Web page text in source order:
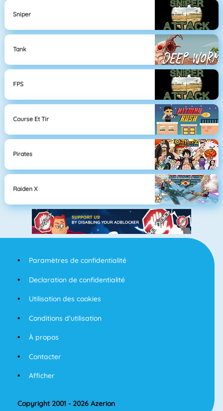
Sniper
Tank
FPS
Course Et Tir
Pirates
Raiden X
Paramètres de confidentialité
Declaration de confidentialité
Utilisation des cookies
Conditions d'utilisation
À propos
Contacter
Afficher
Copyright 2001 - 2026 Azerion